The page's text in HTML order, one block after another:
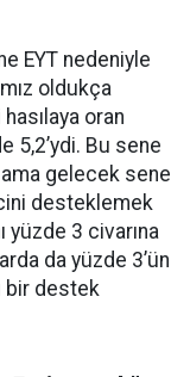
EYT nedeniyle
oldukça
oran
5,2’ydi. Bu sene
gelecek sene
desteklemek
yüzde 3 civarına
da yüzde 3’ün
bir destek